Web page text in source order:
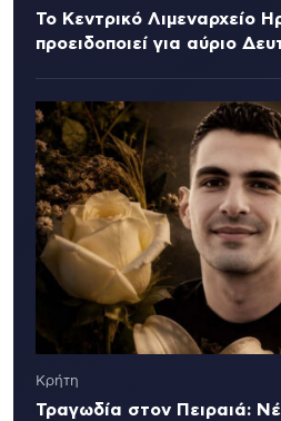
Το Κεντρικό Λιμεναρχείο
προειδοποιεί για αύριο
Κρήτη
Τραγωδία στον Πειραιά: